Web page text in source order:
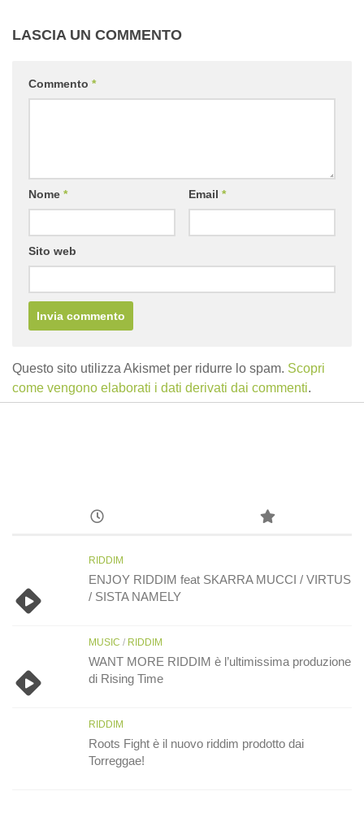
LASCIA UN COMMENTO
Commento *
Nome * Email *
Sito web
Questo sito utilizza Akismet per ridurre lo spam. Scopri
come vengono elaborati i dati derivati dai commenti.
RIDDIM
ENJOY RIDDIM feat SKARRA MUCCI / VIRTUS
/ SISTA NAMELY
MUSIC / RIDDIM
WANT MORE RIDDIM è l’ultimissima produzione
di Rising Time
RIDDIM
Roots Fight è il nuovo riddim prodotto dai
Torreggae!